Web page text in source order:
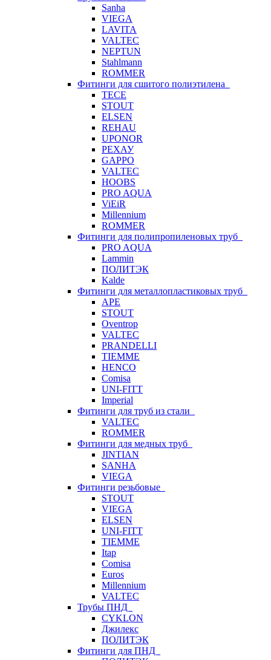
Sanha
VIEGA
LAVITA
VALTEC
NEPTUN
Stahlmann
ROMMER
Фитинги для сшитого полиэтилена
TECE
STOUT
ELSEN
REHAU
UPONOR
РЕХАУ
GAPPO
VALTEC
HOOBS
PRO AQUA
ViEiR
Millennium
ROMMER
Фитинги для полипропиленовых труб
PRO AQUA
Lammin
ПОЛИТЭК
Kalde
Фитинги для металлопластиковых труб
APE
STOUT
Oventrop
VALTEC
PRANDELLI
TIEMME
HENCO
Comisa
UNI-FITT
Imperial
Фитинги для труб из стали
VALTEC
ROMMER
Фитинги для медных труб
JINTIAN
SANHA
VIEGA
Фитинги резьбовые
STOUT
VIEGA
ELSEN
UNI-FITT
TIEMME
Itap
Comisa
Euros
Millennium
VALTEC
Трубы ПНД
CYKLON
Джилекс
ПОЛИТЭК
Фитинги для ПНД